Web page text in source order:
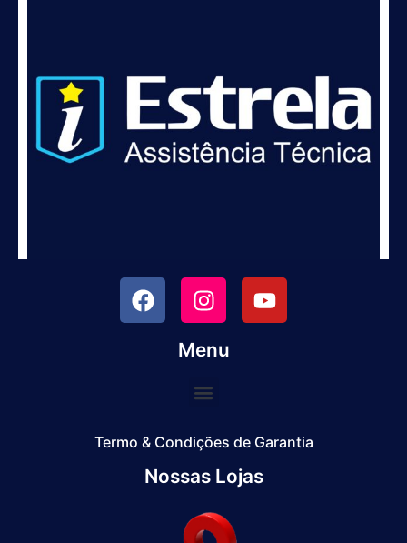
Menu
Termo & Condições de Garantia
Nossas Lojas